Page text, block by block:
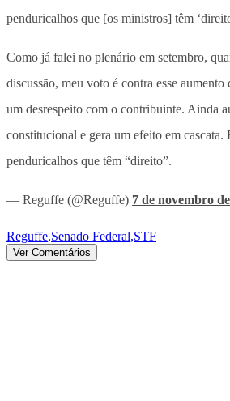
penduricalhos que [os ministros] têm
Como já falei no plenário em setembro,
discussão, meu voto é contra esse
um desrespeito com o contribuinte. Ainda
constitucional e gera um efeito em cascata.
penduricalhos que têm “direito”.
— Reguffe (@Reguffe) 7 de novembro
Reguffe,Senado Federal,STF
Ver Comentários